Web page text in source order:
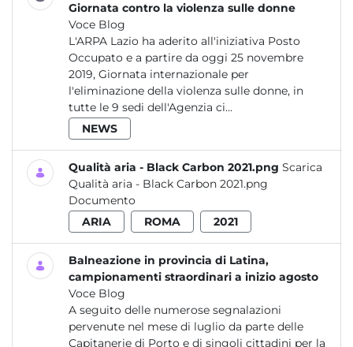
Giornata contro la violenza sulle donne
Voce Blog
L'ARPA Lazio ha aderito all'iniziativa Posto
Occupato e a partire da oggi 25 novembre
2019, Giornata internazionale per
l'eliminazione della violenza sulle donne, in
tutte le 9 sedi dell'Agenzia ci...
NEWS
Qualità aria - Black Carbon 2021.png Scarica
Qualità aria - Black Carbon 2021.png
Documento
ARIA
ROMA 2021
Balneazione in provincia di Latina,
campionamenti straordinari a inizio agosto
Voce Blog
A seguito delle numerose segnalazioni
pervenute nel mese di luglio da parte delle
Capitanerie di Porto e di singoli cittadini per la